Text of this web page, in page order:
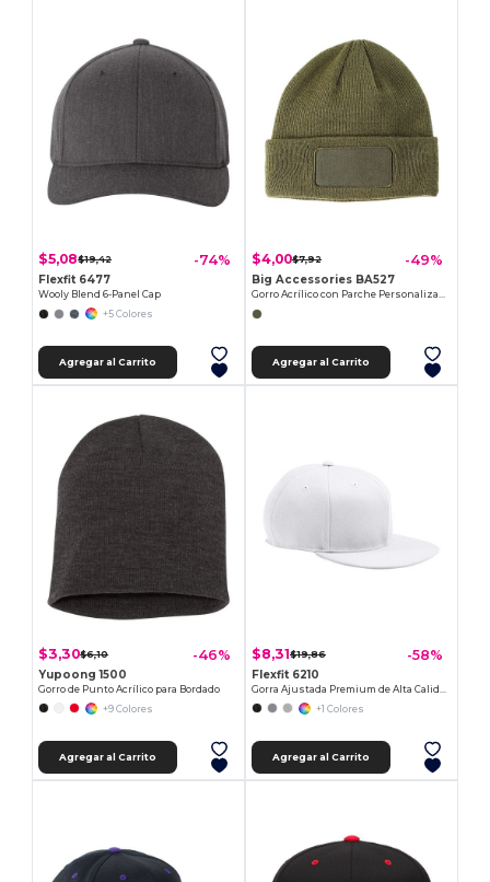
$5,08$19,42 -74%
Flexfit 6477
Wooly Blend 6-Panel Cap
+5 Colores
Agregar al Carrito
$4,00$7,92 -49%
Big Accessories BA527
Gorro Acrílico con Parche Personalizable
Agregar al Carrito
$3,30$6,10 -46%
Yupoong 1500
Gorro de Punto Acrílico para Bordado
+9 Colores
Agregar al Carrito
$8,31$19,86 -58%
Flexfit 6210
Gorra Ajustada Premium de Alta Calidad
+1 Colores
Agregar al Carrito